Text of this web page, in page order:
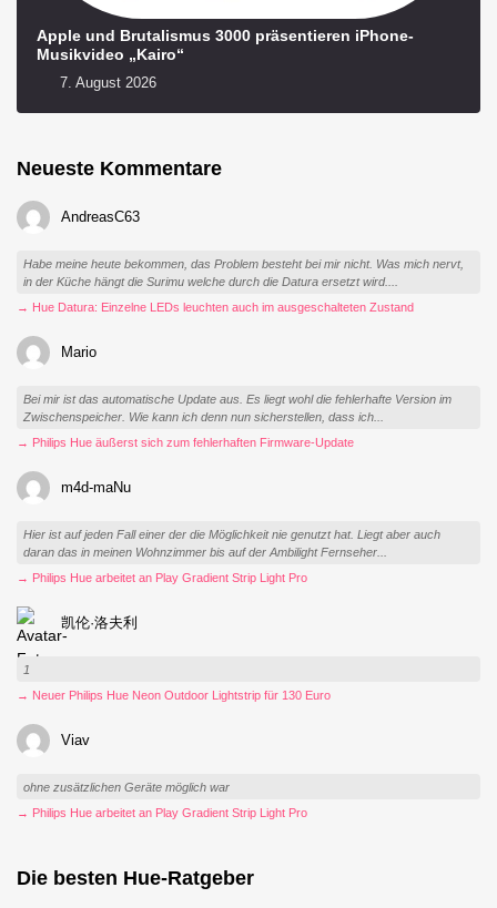
Apple und Brutalismus 3000 präsentieren iPhone-
Musikvideo „Kairo“
7. August 2026
Neueste Kommentare
AndreasC63
Habe meine heute bekommen, das Problem besteht bei mir nicht. Was mich nervt,
in der Küche hängt die Surimu welche durch die Datura ersetzt wird....
→ Hue Datura: Einzelne LEDs leuchten auch im ausgeschalteten Zustand
Mario
Bei mir ist das automatische Update aus. Es liegt wohl die fehlerhafte Version im
Zwischenspeicher. Wie kann ich denn nun sicherstellen, dass ich...
→ Philips Hue äußerst sich zum fehlerhaften Firmware-Update
m4d-maNu
Hier ist auf jeden Fall einer der die Möglichkeit nie genutzt hat. Liegt aber auch
daran das in meinen Wohnzimmer bis auf der Ambilight Fernseher...
→ Philips Hue arbeitet an Play Gradient Strip Light Pro
凯伦·洛夫利
1
→ Neuer Philips Hue Neon Outdoor Lightstrip für 130 Euro
Viav
ohne zusätzlichen Geräte möglich war
→ Philips Hue arbeitet an Play Gradient Strip Light Pro
Die besten Hue-Ratgeber